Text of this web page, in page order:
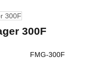
300F
FMG-300F